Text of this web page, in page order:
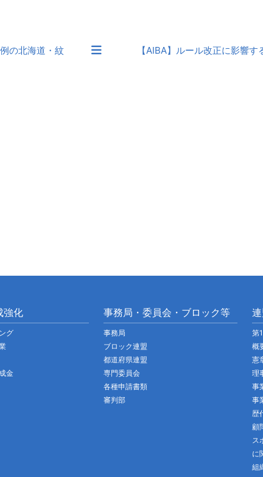
の北海道・紋
【AIBA】ルール改正に影響
強化
グ
金
事務局・委員会・ブロック等
事務局
ブロック連盟
都道府県連盟
専門委員会
各種申請書類
審判部
第
概
憲
理
事
事
歴
顧
ス
に
組